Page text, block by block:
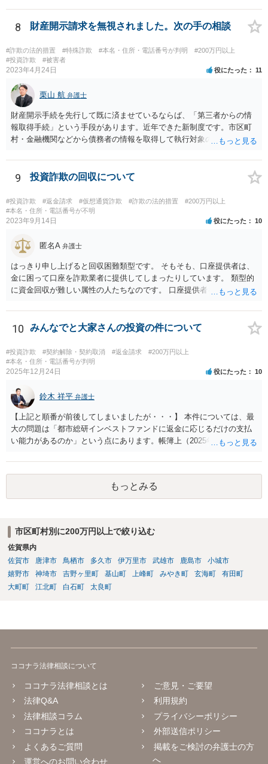
がポイントですよね。口座を悪用する人は、「その口座に入ったお金
を手に入れる」ことが目的ですから、あなたがキャッシュカードを持
きませんから、できるとすれば、ネット上あるいはアプリ上で第三者
に送金することくらいだと思います。あなたの名義の口座であるか
ら、お金の動きくらいは調べることが可能であると思います。 その上
で、新しく開設した口座に資金が残っているのであれば、それを返せ
ばいいだけの話だと思いますし、残っていないのであれば、第三者に
送金をされたか、引き出されたどちらかだと思います。第三者に送金
をされてしまっているのであれば、その資金を送金先に返金を求める
などの措置を講じる必要があるのではないでしょうか。
8 財産開示請求を無視されました。次の手の相談
#詐欺の法的措置 #特殊詐欺 #本名・住所・電話番号が判明
#200万円以上
#投資詐欺
#被害者
2023年4月24日 役にたった 11
栗山 航 弁護士
財産開示手続を先行して既に済ませているならば、「第三者からの情
報取得手続」という手段があります。近年できた新制度です。市区町
村・金融機関などから債務者の情報を取得して執行対象の財産を探す
情報、②預貯金情報、③株式情報、④勤務先（給与の支給者）情報で
す。もっとも、④勤務先情報が取得できるのは、相談者様の債権が、
請求権である場合に限られます。 申立には、定められた要件を満た
すことが必要ですので、具体的には弁護士に相談されるかご自身でお
調べになると良いと思います。
9 投資詐欺の回収について
#投資詐欺 #返金請求 #仮想通貨詐欺 #詐欺の法的措置
#200万円以上
#本名・住所・電話番号が不明
2023年9月14日 役にたった 10
匿名A 弁護士
はっきり申し上げると回収困難類型です。 そもそも、口座提供者は、
金に困って口座を詐欺業者に提供してしまったりしています。 類型的
に資金回収が難しい属性の人たちなのです。 口座提供者を訴えた場
か、共同不法行為が成立するのかなども問題となります。 裁判所の目
も現状シビアにみられているなというのが感触です。 くわえて、SNS
いです。 そのため、私は、この手の事件の弁護団に属していますが、
回収は困難であることを明言した上で、それでも依頼する意思がある
かを確認した上で事件に着手して進めています。
10 みんなでと大家さんの投資の件について
#投資詐欺 #契約解除・契約取消 #返金請求
#200万円以上
#本名・住所・電話番号が判明
2025年12月24日 役にたった 10
鈴木 祥平 弁護士
【上記と順番が前後してしまいましたが・・・】 本件については、最
大の問題は「都市総研インベストファンドに返金に応じるだけの支払
い能力があるのか」という点にあります。帳簿上（2025年3月時点）、
が自由に売却できず、現金化できなければ、出資者への返還原資には
なりませんし、その資産の評価については、実際の時価との間に乖離
がある可能性が高いです。 都市綜研インベストファンドの社長は、都
市綜研インベストファンドの保有不動産を売却して、解約等に応じる
て以下の４つの不動産が有ると言われておりました。 ①宗右衛門町モ
ータープール ②軽井沢ASIA ③西日暮里3丁目の土地 ④都市総研千葉
駅前ビル の4件です。 しかし、2025年8月9日の柳瀬社長の動画で「不
動産売却による資金調達」が語られていたにもかかわらず、現状は、
①の宗右衛門町モータープールはすでに税金の滞納のため、財務省に
差し押さえ、②軽井沢ASIAは財務省の抵当権が設定されております。
せん。残る都市総研千葉駅前ビルについては、すでに売却されたとさ
高いと考えられます。仮にそうであれば、ファンドに残る実質的な資
金余力は極めて乏しいと言わざるを得ません。 さらに、深刻なのは、
過去の不動産取引の内容です。みんなで大家さん販売株式会社と東京
都との去年の業務停止命令をめぐる訴訟の訴訟記録を見る限り、関連
会社が成田の地権者から約35億円で取得した不動産（成田１号から成
田１８号全部）を、約2450億円（成田１号から１８号）という極めて
ている仕組みが確認できます。要するに、出資者の利益を犠牲にして
もっとみる
市区町村別に200万円以上で絞り込む
佐賀県内
佐賀市
唐津市 鳥栖市 多久市 伊万里市 武雄市 鹿島市
小城市
嬉野市
神埼市 吉野ヶ里町 基山町 上峰町 みやき町 玄海町
有田町
大町町
江北町 白石町 太良町
ココナラ法律相談について
ココナラ法律相談とは
法律Q&A
法律相談コラム
ココナラとは
よくあるご質問
運営へのお問い合わせ
ご意見・ご要望
利用規約
プライバシーポリシー
外部送信ポリシー
掲載をご検討の弁護士の方
へ